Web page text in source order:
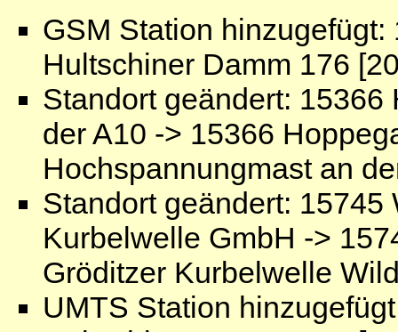
GSM Station
Hultschiner Damm 176
Standort geändert:
der A10 -> 15366
Hochspannungmast an
Standort geändert:
Kurbelwelle GmbH ->
Gröditzer Kurbelwelle
UMTS Station